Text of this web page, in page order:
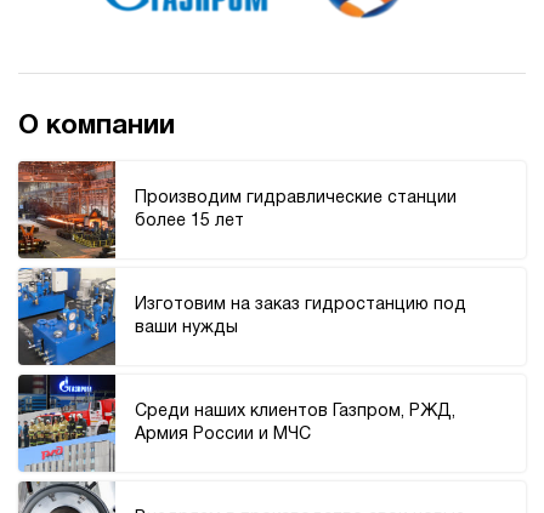
О компании
Производим гидравлические станции
более 15 лет
Изготовим на заказ гидростанцию под
ваши нужды
Среди наших клиентов Газпром, РЖД,
Армия России и МЧС